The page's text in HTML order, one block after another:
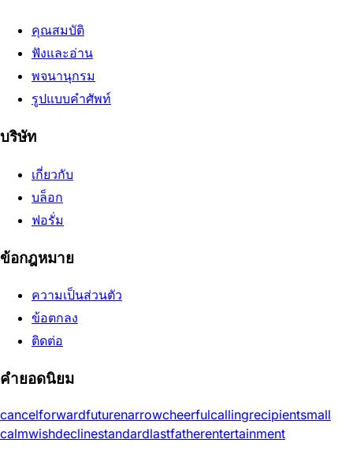
คุณสมบัติ
ฟังและอ่าน
พจนานุกรม
รูปแบบคำศัพท์
บริษัท
เกี่ยวกับ
บล็อก
ฟอรั่ม
ข้อกฎหมาย
ความเป็นส่วนตัว
ข้อตกลง
ติดต่อ
คำยอดนิยม
cancelforwardfuturenarrowcheerfulcallingrecipientsmall
calmwishdeclinestandardlastfatherentertainment